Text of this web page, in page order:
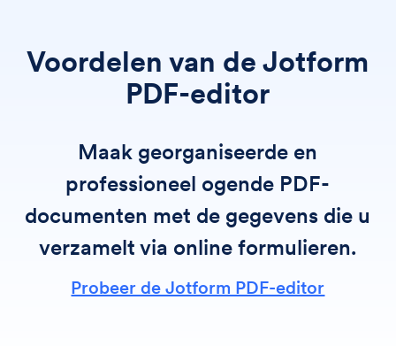
Voordelen van de Jotform
PDF-editor
Maak georganiseerde en
professioneel ogende PDF-
documenten met de gegevens die u
verzamelt via online formulieren.
Probeer de Jotform PDF-editor